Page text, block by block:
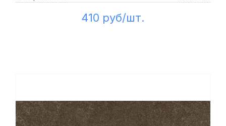
410 руб/шт.